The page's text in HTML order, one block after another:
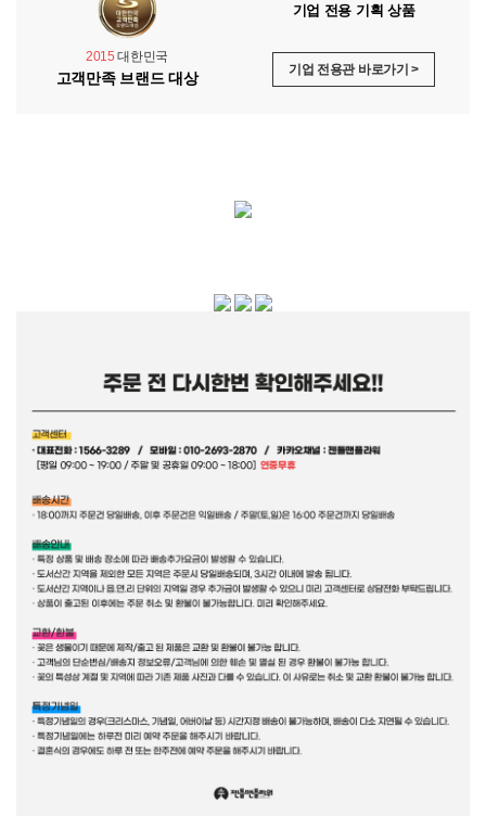
2015 대한민국
고객만족 브랜드 대상
기업 전용 기획 상품
기업 전용관 바로가기 >